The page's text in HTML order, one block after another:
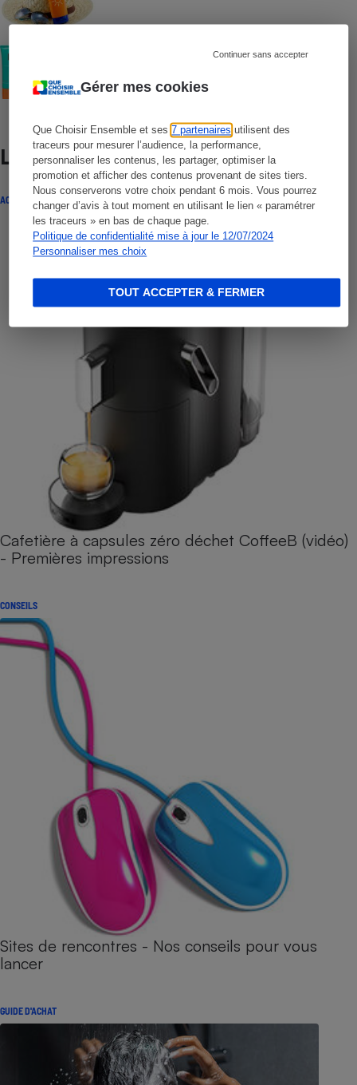
Gérer mes cookies
Que Choisir Ensemble et ses7 partenaires utilisent des
traceurs pour mesurer l’audience, la performance,
personnaliser les contenus, les partager, optimiser la
promotion et afficher des contenus provenant de sites tiers.
Nous conserverons votre choix pendant 6 mois. Vous pourrez
changer d’avis à tout moment en utilisant le lien « paramétrer
les traceurs » en bas de chaque page.
Politique de confidentialité mise à jour le 12/07/2024
Personnaliser mes choix
Continuer sans accepter
TOUT ACCEPTER & FERMER
Crèmes solaires visage - Le protocole
Lire aussi
ACTUALITÉ
Cafetière à capsules zéro déchet CoffeeB (vidéo)
- Premières impressions
CONSEILS
Sites de rencontres - Nos conseils pour vous
lancer
GUIDE D'ACHAT